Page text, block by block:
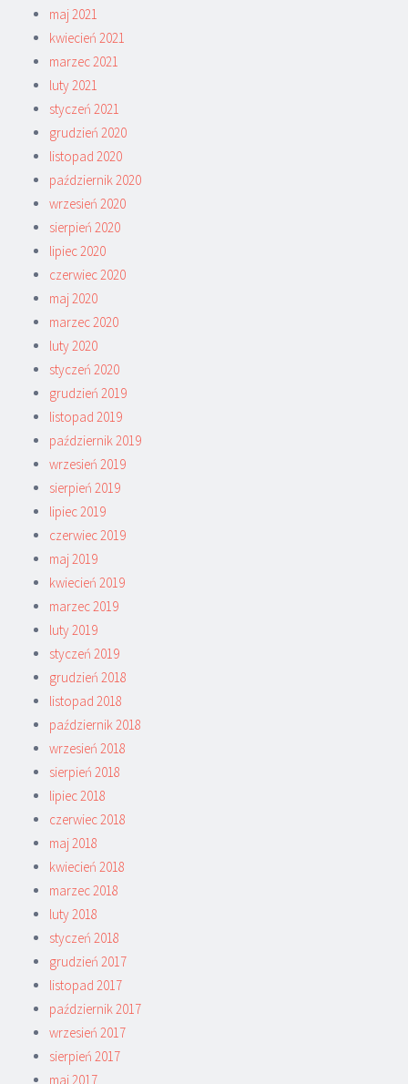
maj 2021
kwiecień 2021
marzec 2021
luty 2021
styczeń 2021
grudzień 2020
listopad 2020
październik 2020
wrzesień 2020
sierpień 2020
lipiec 2020
czerwiec 2020
maj 2020
marzec 2020
luty 2020
styczeń 2020
grudzień 2019
listopad 2019
październik 2019
wrzesień 2019
sierpień 2019
lipiec 2019
czerwiec 2019
maj 2019
kwiecień 2019
marzec 2019
luty 2019
styczeń 2019
grudzień 2018
listopad 2018
październik 2018
wrzesień 2018
sierpień 2018
lipiec 2018
czerwiec 2018
maj 2018
kwiecień 2018
marzec 2018
luty 2018
styczeń 2018
grudzień 2017
listopad 2017
październik 2017
wrzesień 2017
sierpień 2017
maj 2017